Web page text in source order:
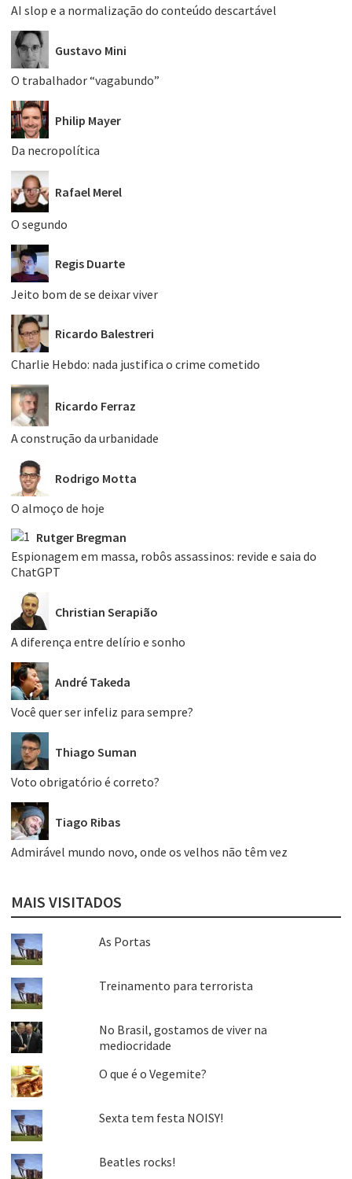
AI slop e a normalização do conteúdo descartável
Gustavo Mini
O trabalhador “vagabundo”
Philip Mayer
Da necropolítica
Rafael Merel
O segundo
Regis Duarte
Jeito bom de se deixar viver
Ricardo Balestreri
Charlie Hebdo: nada justifica o crime cometido
Ricardo Ferraz
A construção da urbanidade
Rodrigo Motta
O almoço de hoje
Rutger Bregman
Espionagem em massa, robôs assassinos: revide e saia do
ChatGPT
Christian Serapião
A diferença entre delírio e sonho
André Takeda
Você quer ser infeliz para sempre?
Thiago Suman
Voto obrigatório é correto?
Tiago Ribas
Admirável mundo novo, onde os velhos não têm vez
MAIS VISITADOS
As Portas
Treinamento para terrorista
No Brasil, gostamos de viver na
mediocridade
O que é o Vegemite?
Sexta tem festa NOISY!
Beatles rocks!